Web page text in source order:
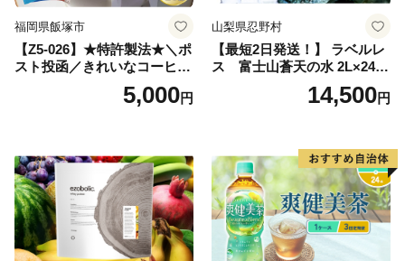
福岡県飯塚市
【Z5-026】★特許製法★＼ポ
スト投函／きれいなコーヒー
ドリップバッグ9種セット(18
袋)ゆうパケットでお届け！
5,000円
山梨県忍野村
【最短2日発送！】 ラベルレ
ス 富士山蒼天の水 2L×24本
（4ケース）※離島不可 天然
水 ミネラルウォーター 水 ペ
産 シリカ ミネラル 美容 備蓄
防災 長期保存 富士山 山梨県
忍野村
14,500円